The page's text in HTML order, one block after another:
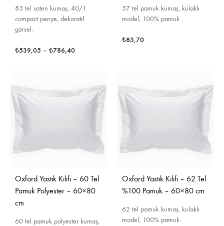
83 tel saten kumaş, 40/1
compact penye, dekoratif
görsel.
₺539,05 – ₺786,40
57 tel pamuk kumaş, kulaklı
model, 100% pamuk.
₺85,70
Oxford Yastık Kılıfı – 60 Tel
Pamuk Polyester – 60×80
cm
60 tel pamuk polyester kumaş,
Oxford Yastık Kılıfı – 62 Tel
%100 Pamuk – 60×80 cm
62 tel pamuk kumaş, kulaklı
model, 100% pamuk.